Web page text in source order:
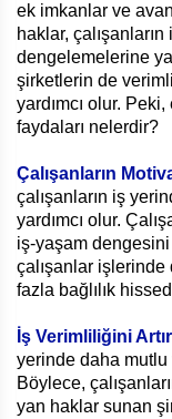
ek imkanlar ve
haklar,
dengelemelerine
şirketlerin de
yardımcı olur.
faydaları nelerdir?
Çalışanların
çalışanların iş
yardımcı olur.
iş-yaşam
çalışanlar
fazla bağlılık
İş Verimliliğini
yerinde daha mutlu
Böylece,
yan haklar sunan